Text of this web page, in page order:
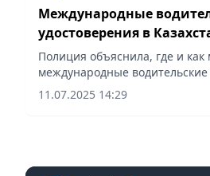
Международные
удостоверения в
выдаются
Полиция объяснила, где и
международные водительские
сообщает Vecher.kz.
11.07.2025 14:29